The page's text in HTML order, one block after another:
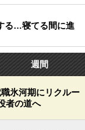
る…寝てる間に進
週間
氷河期にリクルー
者の道へ